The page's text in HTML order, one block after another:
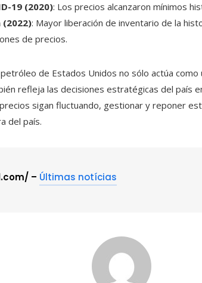
19 (2020): Los precios alcanzaron mínimos
(2022): Mayor liberación de inventario de la
de precios.
de Estados Unidos no sólo actúa como
refleja las decisiones estratégicas del país
sigan fluctuando, gestionar y reponer
del país.
– Últimas notícias